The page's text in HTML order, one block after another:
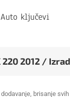
Auto ključevi
220 2012 /
brisanje